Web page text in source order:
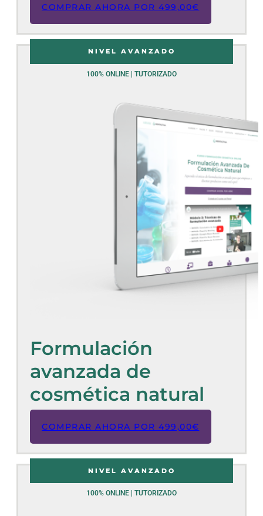
COMPRAR AHORA POR 499,00€
NIVEL AVANZADO
100% ONLINE | TUTORIZADO
Formulación
avanzada de
cosmética natural
COMPRAR AHORA POR 499,00€
NIVEL AVANZADO
100% ONLINE | TUTORIZADO